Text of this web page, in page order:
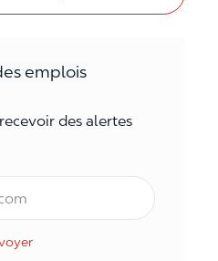
emplois
des alertes